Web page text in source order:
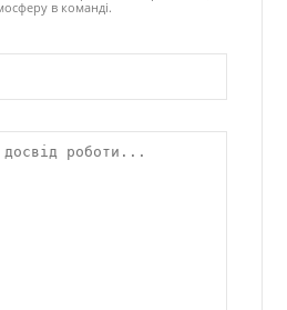
в команді.